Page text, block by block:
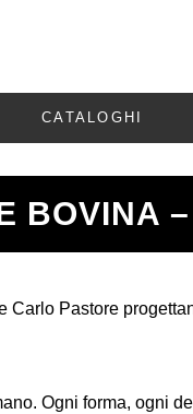
CATALOGHI
BOVINA
Carlo Pastore
Ogni forma, ogni